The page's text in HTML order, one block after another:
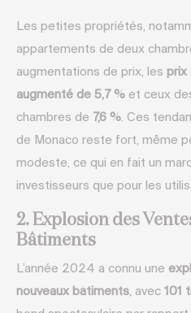
Les petites propriétés,
appartements de deux
augmentations de prix, les prix
augmenté de 5,7 % et ceux
chambres de 7,6 %. Ces
de Monaco reste fort, même
modeste, ce qui en fait un
investisseurs que pour les
2. Explosion des
Bâtiments
L’année 2024 a connu une
nouveaux bâtiments, avec 101